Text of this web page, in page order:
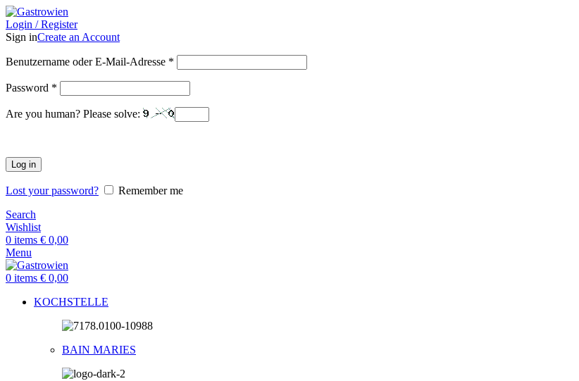
Login / Register
Sign inCreate an Account
Benutzername oder E-Mail-Adresse *
Password *
Are you human? Please solve:
Log in
Lost your password?
Remember me
Search
Wishlist
0 items € 0,00
Menu
0 items € 0,00
KOCHSTELLE
BAIN MARIES